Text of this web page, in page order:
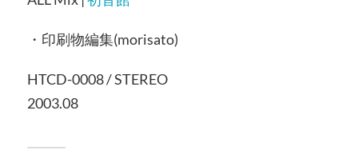
・印刷物編集(morisato)
HTCD-0008 / STEREO
2003.08